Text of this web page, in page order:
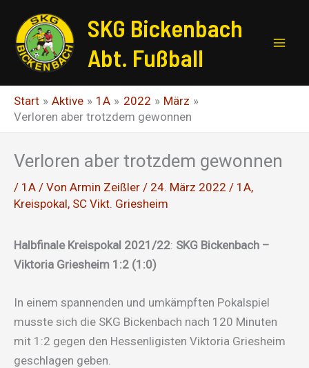
Inhalt
springen
SKG Bickenbach
Abt. Fußball
Start Aktive 1A 2022
März
Verloren aber trotzdem gewonnen
Verloren aber trotzdem gewonnen
/ 1A / Von Armin Zeißler / 24. März 2022 / 1A,
Kreispokal, SC Vikt. Griesheim
Halbfinale Kreispokal 2021/22: SKG Bickenbach –
Viktoria Griesheim 1:2 (1:0)
In einem spannenden und umkämpften Pokalspiel
musste sich die SKG Bickenbach nach 120 Minuten
mit 1:2 gegen den Hessenligisten Viktoria Griesheim
geschlagen geben.